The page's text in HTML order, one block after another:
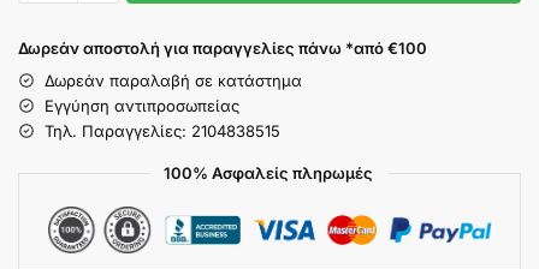
Δωρεάν αποστολή για παραγγελίες πάνω *από €100
Δωρεάν παραλαβή σε κατάστημα
Εγγύηση αντιπροσωπείας
Τηλ. Παραγγελίες: 2104838515
100% Ασφαλείς πληρωμές